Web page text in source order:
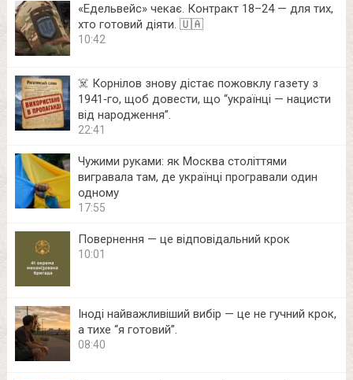
«Едельвейс» чекає. Контракт 18–24 — для тих,
хто готовий діяти. 🇺🇦
10:42
☠️ Корнілов знову дістає пожовклу газету з
1941‑го, щоб довести, що “українці — нацисти
від народження”.
22:41
Чужими руками: як Москва століттями
вигравала там, де українці програвали один
одному
17:55
Повернення — це відповідальний крок
10:01
Іноді найважливіший вибір — це не гучний крок,
а тихе “я готовий”.
08:40